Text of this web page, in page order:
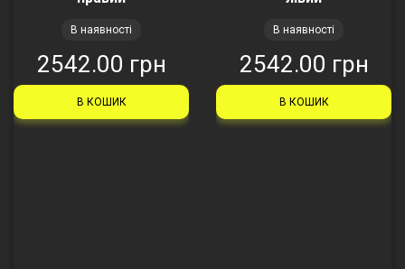
В наявності
2542.00 грн
В КОШИК
В наявності
2542.00 грн
В КОШИК